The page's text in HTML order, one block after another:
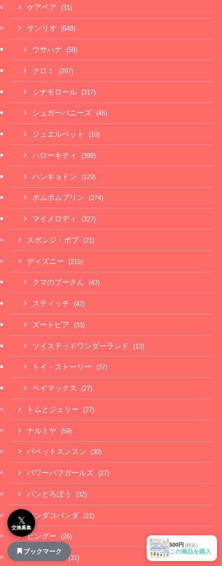
500円 (税込)
この商品を購入
ケアベア (31)
サンリオ (648)
ウサハナ (58)
クロミ (297)
シナモロール (317)
シュガーバニーズ (46)
ジュエルペット (10)
ハローキティ (398)
ハンギョドン (129)
ポムポムプリン (274)
マイメロディ (327)
スポンジ・ボブ (21)
ディズニー (215)
クマのプーさん (43)
スティッチ (42)
ズートピア (33)
ツイステッドワンダーランド (12)
トイ・ストーリー (37)
ベイマックス (27)
トムとジェリー (27)
ナルミヤ (59)
パペットスンスン (30)
パワーパフガールズ (27)
パンどろぼう (32)
パンダコパンダ (21)
ピングー (26)
(31)
𝕏
交換募集
ブックマーク